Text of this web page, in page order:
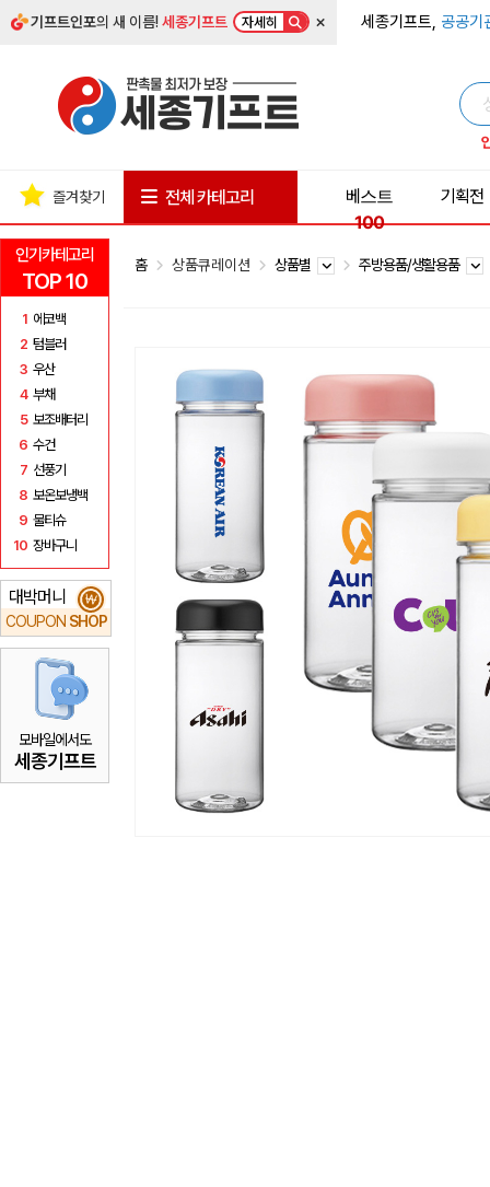
기프트인포의 새 이름!세종기프트 자세히 × 세종기프트, 공공기
인기카테고리
TOP 10
1 에코백
2 텀블러
3 우산
4 부채
5 보조배터리
6 수건
7 선풍기
8 보온보냉백
9 물티슈
10 장바구니
대박머니
COUPON SHOP
₩
모바일에서도
세종기프트
즐겨찾기 전체 카테고리
베스트
100
기획전
홈 상품큐레이션 상품별 주방용품/생활용품